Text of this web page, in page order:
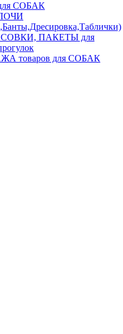
СОБАК
ПАКЕТЫ для
товаров для СОБАК